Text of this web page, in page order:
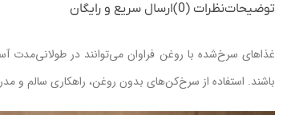
توضیحاتنظرات (0) ارسال سریع و رایگان
غذاهای سرخ‌شده با روغن فراوان می‌توانند در
باشند. استفاده از سرخ‌کن‌های بدون روغن، راهکاری سالم